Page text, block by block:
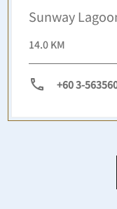
Sunway
14.0 KM
+60 3-